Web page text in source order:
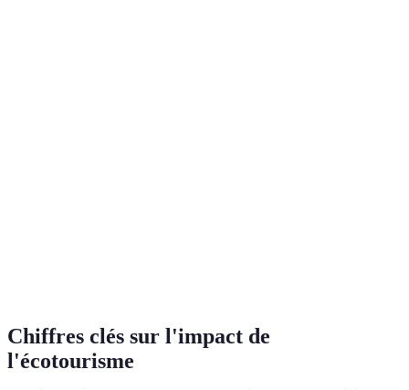
Chiffres clés sur l'impact de
l'écotourisme